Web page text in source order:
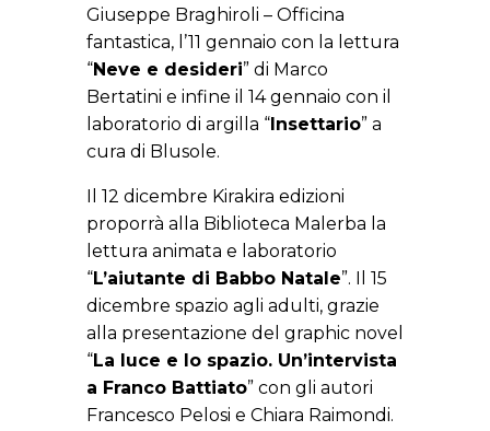
Giuseppe Braghiroli – Officina
fantastica, l’11 gennaio con la lettura
“Neve e desideri” di Marco
Bertatini e infine il 14 gennaio con il
laboratorio di argilla “Insettario” a
cura di Blusole.
Il 12 dicembre Kirakira edizioni
proporrà alla Biblioteca Malerba la
lettura animata e laboratorio
“L’aiutante di Babbo Natale”. Il 15
dicembre spazio agli adulti, grazie
alla presentazione del graphic novel
“La luce e lo spazio. Un’intervista
a Franco Battiato” con gli autori
Francesco Pelosi e Chiara Raimondi.